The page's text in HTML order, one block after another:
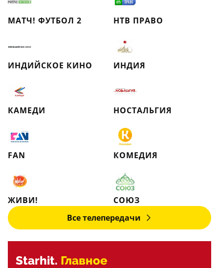
МАТЧ! ФУТБОЛ 2 НТВ ПРАВО
ИНДИЙСКОЕ КИНО ИНДИЯ
КАМЕДИ НОСТАЛЬГИЯ
FAN КОМЕДИЯ
ЖИВИ!
СОЮЗ
Все телепередачи
Starhit. Главное